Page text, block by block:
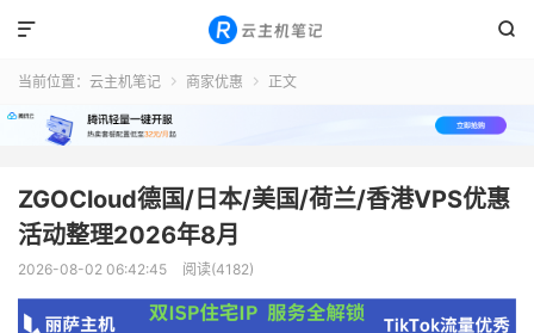


当前位置： 云主机笔记  商家优惠  正文
ZGOCloud德国/日本/美国/荷兰/香港VPS优惠
活动整理2026年8月
2026-08-02 06:42:45 阅读(4182)